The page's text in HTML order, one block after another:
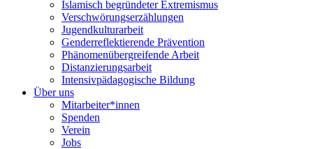
Islamisch begründeter Extremismus
Verschwörungs­erzählungen
Jugendkulturarbeit
Genderreflektierende Prävention
Phänomenüber­greifende Arbeit
Distanzierungsarbeit
Intensivpädagogische Bildung
Über uns
Mitarbeiter*innen
Spenden
Verein
Jobs